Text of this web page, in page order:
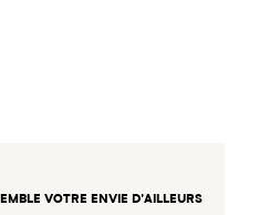
VOTRE ENVIE D’AILLEURS